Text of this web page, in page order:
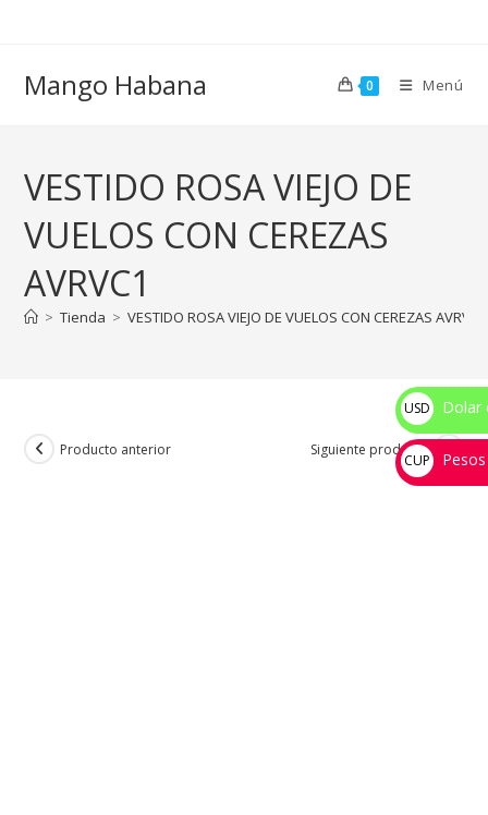
Mango Habana 0 Menú
VESTIDO ROSA VIEJO DE
VUELOS CON CEREZAS
AVRVC1
> Tienda > VESTIDO ROSA VIEJO DE VUELOS CON CEREZAS AVRVC1
Producto anterior Siguiente producto
USD
$
Dolar
CUP
💰
Pesos